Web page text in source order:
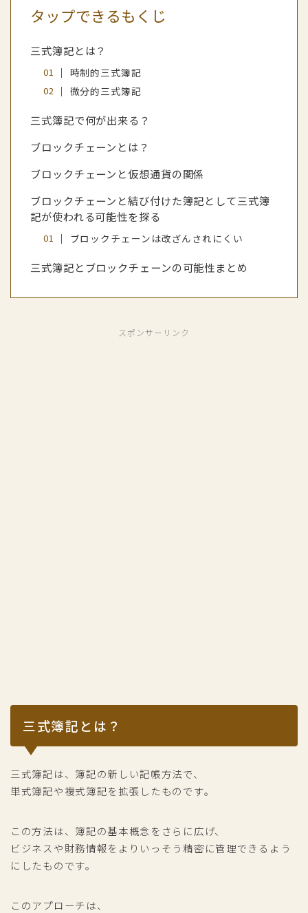
タップできるもくじ
三式簿記とは？
時制的三式簿記
微分的三式簿記
三式簿記で何が出来る？
ブロックチェーンとは？
ブロックチェーンと仮想通貨の関係
ブロックチェーンと結び付けた簿記として三式簿
記が使われる可能性を探る
ブロックチェーンは改ざんされにくい
三式簿記とブロックチェーンの可能性まとめ
スポンサーリンク
三式簿記とは？
三式簿記は、簿記の新しい記帳方法で、
単式簿記や複式簿記を拡張したものです。
この方法は、簿記の基本概念をさらに広げ、
ビジネスや財務情報をよりいっそう精密に管理できるよう
にしたものです。
このアプローチは、